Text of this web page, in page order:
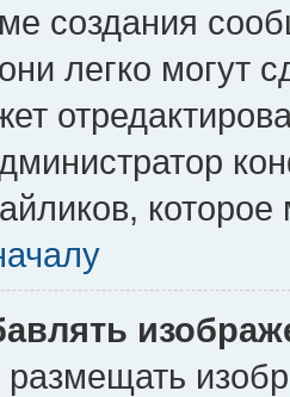
создания
легко могут